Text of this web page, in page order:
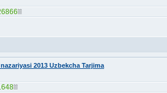
2013 Uzbekcha Tarjima